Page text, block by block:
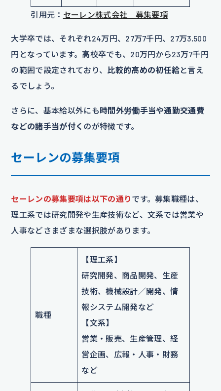
引用元： セーレン株式会社 募集要項
大学卒では、それぞれ24万円、27万7千円、27万3,500
円となっています。高校卒でも、20万円から23万7千円
の範囲で設定されており、 比較的高めの初任給と言え
るでしょう。
さらに、基本給以外にも時間外労働手当や通勤交通費
などの諸手当が付く のが特徴です。
セーレンの募集要項
セーレンの募集要項は以下の通り です。募集職種は、
理工系では研究開発や生産技術など、文系では営業や
人事などさまざまな選択肢があります。
職種
【理工系】
研究開発、商品開発、生産
技術、機械設計／開発、情
報システム開発など
【文系】
営業・販売、生産管理、経
営企画、広報・人事・財務
など